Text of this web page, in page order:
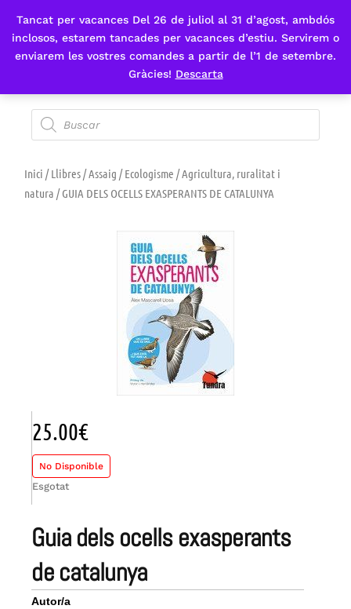
Tancat per vacances Del 26 de juliol al 31 d’agost, ambdós
inclosos, estarem tancades per vacances d’estiu. Servirem o
enviarem les vostres comandes a partir de l’1 de setembre.
Gràcies! Descarta
Fes-te'n sòcia
Inici /Llibres/Assaig /Ecologisme /Agricultura, ruralitat i
natura / GUIA DELS OCELLS EXASPERANTS DE CATALUNYA
guia dels ocells exasperants
de catalunya
Autor/a
25.00€
No Disponible
Esgotat